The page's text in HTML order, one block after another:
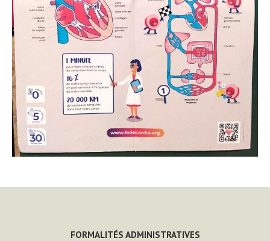
FORMALITÉS ADMINISTRATIVES